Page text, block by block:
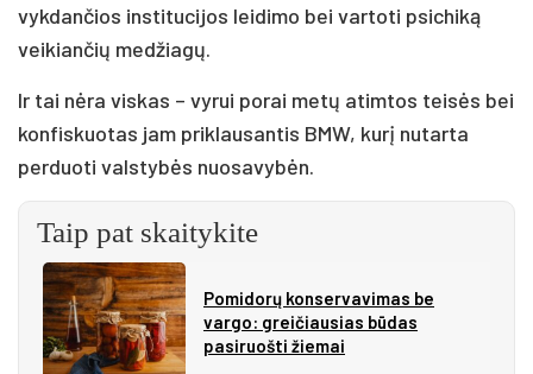
vykdančios institucijos leidimo bei vartoti psichiką
veikiančių medžiagų.
Ir tai nėra viskas – vyrui porai metų atimtos teisės bei
konfiskuotas jam priklausantis BMW, kurį nutarta
perduoti valstybės nuosavybėn.
Taip pat skaitykite
Pomidorų konservavimas be
vargo: greičiausias būdas
pasiruošti žiemai